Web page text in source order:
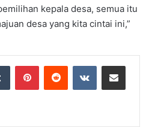
kepala desa, semua itu
desa yang kita cintai ini,”